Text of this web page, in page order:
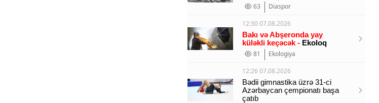
63
Diaspor
12:30 07.08.2026
Bakı və Abşeronda yay
küləkli keçəcək - Ekoloq
81
Ekologiya
12:26 07.08.2026
Bədii gimnastika üzrə 31-ci
Azərbaycan çempionatı başa
çatıb